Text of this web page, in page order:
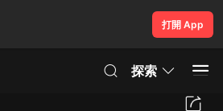
打開 App
探索